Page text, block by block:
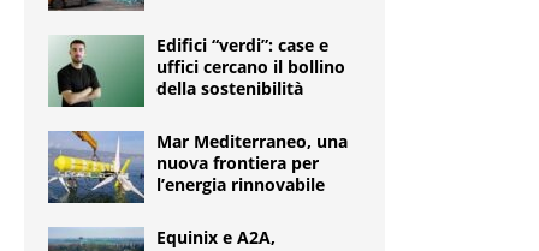
Edifici “verdi”: case e
uffici cercano il bollino
della sostenibilità
Mar Mediterraneo, una
nuova frontiera per
l’energia rinnovabile
Equinix e A2A,